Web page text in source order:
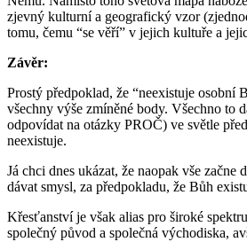
zjevný kulturní a geografický vzor
tomu, čemu “se věří” v jejich kultuře a
Závěr:
Prostý předpoklad, že “neexistuje osobní
všechny výše zmíněné body. Všechno to
odpovídat na otázky PROČ) ve světle
neexistuje.
Já chci dnes ukázat, že naopak vše začne
dávat smysl, za předpokladu, že Bůh
Křesťanství je však alias pro široké
společný původ a společná východiska,